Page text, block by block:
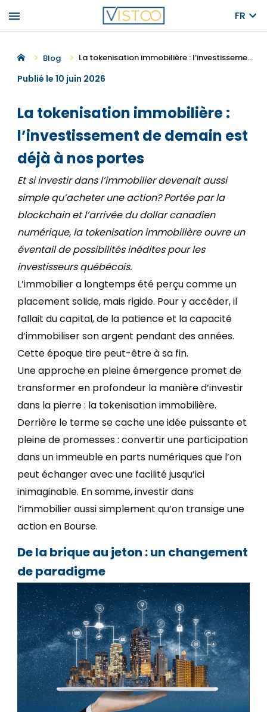
menu FR
Blog La tokenisation immobilière : l’investissement de demain est déjà à nos portes
Publié le 10 juin 2026
La tokenisation immobilière :
l’investissement de demain est
déjà à nos portes
Et si investir dans l’immobilier devenait aussi
simple qu’acheter une action? Portée par la
blockchain et l’arrivée du dollar canadien
numérique, la tokenisation immobilière ouvre un
éventail de possibilités inédites pour les
investisseurs québécois.
L’immobilier a longtemps été perçu comme un
placement solide, mais rigide. Pour y accéder, il
fallait du capital, de la patience et la capacité
d’immobiliser son argent pendant des années.
Cette époque tire peut-être à sa fin.
Une approche en pleine émergence promet de
transformer en profondeur la manière d’investir
dans la pierre : la tokenisation immobilière.
Derrière le terme se cache une idée puissante et
pleine de promesses : convertir une participation
dans un immeuble en parts numériques que l’on
peut échanger avec une facilité jusqu’ici
inimaginable. En somme, investir dans
l’immobilier aussi simplement qu’on transige une
action en Bourse.
De la brique au jeton : un changement
de paradigme